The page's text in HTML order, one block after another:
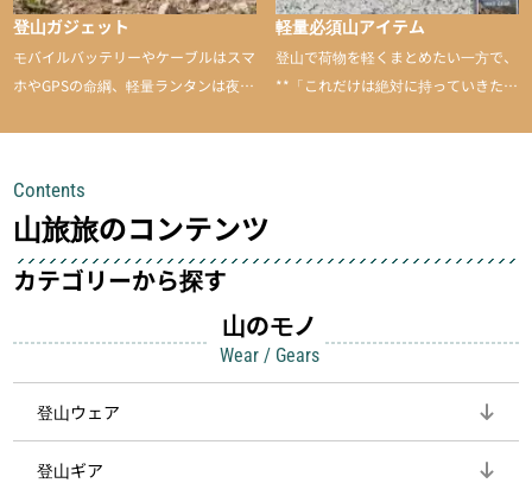
登山ガジェット
モバイルバッテリーやケーブルはスマ
ホやGPSの命綱、軽量ランタンは夜間
して安全にしてくれます
軽量必須山アイテム
登山で荷物を軽くまとめたい一方で、
**「これだけは絶対に持っていきた
Contents
山旅旅のコンテンツ
カテゴリーから探す
山のモノ
Wear / Gears
登山ウェア
登山ギア